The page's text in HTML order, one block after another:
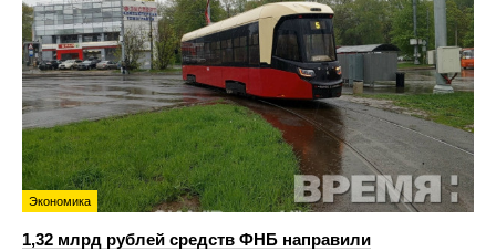
Экономика
1,32 млрд рублей средств ФНБ направили